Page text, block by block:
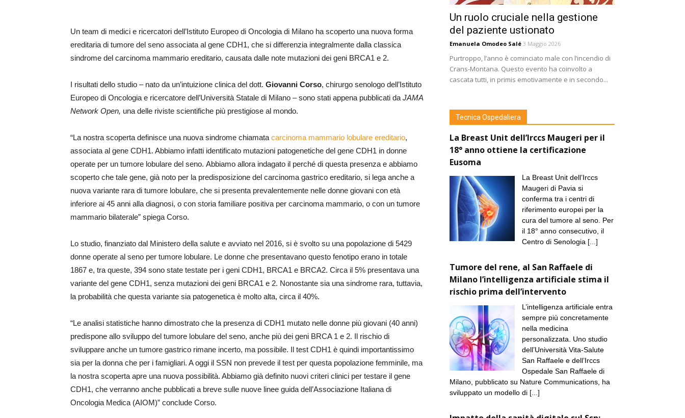
Un team di medici e ricercatori dell’Istituto Europeo di Oncologia di Milano ha scoperto una nuova forma
ereditaria di tumore del seno associata al gene CDH1, che si differenzia integralmente dalla classica
sindrome del carcinoma mammario ereditario, causata dalle note mutazioni dei geni BRCA1 e 2.
I risultati dello studio – nato da un’intuizione clinica del dott. Giovanni Corso, chirurgo senologo dell’Istituto
Europeo di Oncologia e ricercatore dell’Università Statale di Milano – sono stati appena pubblicati da JAMA
Network Open, una delle riviste scientifiche più prestigiose al mondo.
“La nostra scoperta definisce una nuova sindrome chiamata carcinoma mammario lobulare ereditario,
associata al gene CDH1. Abbiamo infatti identificato mutazioni patogenetiche del gene CDH1 in donne
operate per un tumore lobulare del seno. Abbiamo allora indagato il perché di questa presenza e abbiamo
scoperto che tale gene, già noto per la predisposizione del carcinoma gastrico ereditario, si lega anche a
nuova variante rara di tumore lobulare, che si presenta prevalentemente nelle donne giovani con età
inferiore ai 45 anni alla diagnosi, o con storia familiare positiva per carcinoma mammario, o con un tumore
mammario bilaterale” spiega Corso.
Lo studio, finanziato dal Ministero della salute e avviato nel 2016, si è svolto su una popolazione di 5429
donne operate al seno per tumore lobulare. Le donne che presentavano questo fenotipo erano in totale
1867 e, tra queste, 394 sono state testate per i geni CDH1, BRCA1 e BRCA2. Circa il 5% presentava una
variante del gene CDH1, senza mutazioni dei geni BRCA1 e 2. Nonostante sia una sindrome rara, tuttavia,
la probabilità che questa variante sia patogenetica è molto alta, circa il 40%.
“Le analisi statistiche hanno dimostrato che la presenza di CDH1 mutato nelle donne più giovani (40 anni)
predispone allo sviluppo del tumore lobulare del seno, anche più dei geni BRCA 1 e 2. Il rischio di
sviluppare anche un tumore gastrico rimane incerto, ma possibile. Il test CDH1 è quindi importantissimo
sia per la donna che per i famigliari. A oggi il SSN non prevede il test per questa popolazione femminile, ma
la nostra scoperta apre una nuova possibilità. Abbiamo già definito nuovi criteri clinici per testare il gene
CDH1, che verranno anche pubblicati a breve sulle nuove linee guida dell’Associazione Italiana di
Oncologia Medica (AIOM)” conclude Corso.
Un ruolo cruciale nella gestione
del paziente ustionato
Emanuela Omodeo Salé 3 Maggio 2026
Purtroppo, l’anno è cominciato male con l’incendio di
Crans-Montana. Questo evento ha coinvolto a
cascata tutti, in primis emotivamente e in secondo...
Tecnica Ospedaliera
La Breast Unit dell’Irccs Maugeri per il
18° anno ottiene la certificazione
Eusoma
La Breast Unit dell’Irccs
Maugeri di Pavia si
conferma tra i centri di
riferimento europei per la
cura del tumore al seno. Per
il 18° anno consecutivo, il
Centro di Senologia [...]
Tumore del rene, al San Raffaele di
Milano l’intelligenza artificiale stima il
rischio prima dell’intervento
L’intelligenza artificiale entra
sempre più concretamente
nella medicina
personalizzata. Uno studio
dell’Università Vita-Salute
San Raffaele e dell’Irccs
Ospedale San Raffaele di
Milano, pubblicato su Nature Communications, ha
sviluppato un modello di [...]